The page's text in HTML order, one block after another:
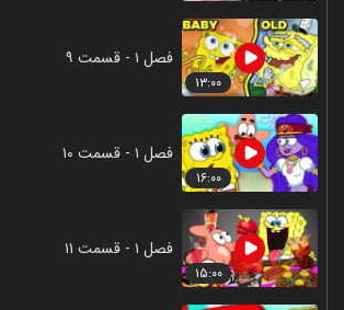
۱۳:۰۰
فصل ۱ - قسمت ۹
۱۶:۰۰
فصل ۱ - قسمت ۱۰
۱۵:۰۰
فصل ۱ - قسمت ۱۱